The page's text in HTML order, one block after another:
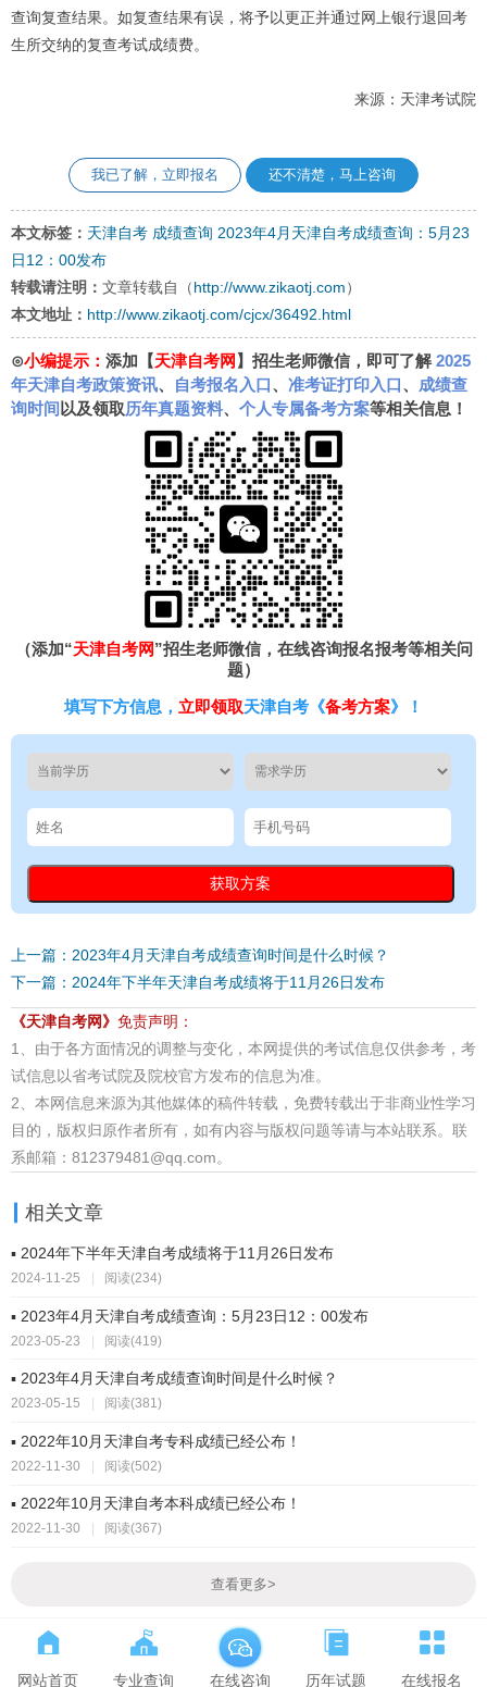
查询复查结果。如复查结果有误，将予以更正并通过网上银行退回考
生所交纳的复查考试成绩费。
来源：天津考试院
我已了解，立即报名 还不清楚，马上咨询
本文标签： 天津自考 成绩查询 2023年4月天津自考成绩查询：5月23
日12：00发布
转载请注明： 文章转载自（ http://www.zikaotj.com ）
本文地址： http://www.zikaotj.com/cjcx/36492.html
⊙小编提示： 添加【天津自考网 】招生老师微信，即可了解2025
年天津自考政策资讯、 自考报名入口、 准考证打印入口、 成绩查
询时间 以及领取历年真题资料、 个人专属备考方案等相关信息！
（添加“天津自考网”招生老师微信，在线咨询报名报考等相关问
题）
填写下方信息， 立即领取天津自考《备考方案》！
上一篇：2023年4月天津自考成绩查询时间是什么时候？
下一篇：2024年下半年天津自考成绩将于11月26日发布
《天津自考网》 免责声明：
1、由于各方面情况的调整与变化，本网提供的考试信息仅供参考，考
试信息以省考试院及院校官方发布的信息为准。
2、本网信息来源为其他媒体的稿件转载，免费转载出于非商业性学习
目的，版权归原作者所有，如有内容与版权问题等请与本站联系。联
系邮箱：812379481@qq.com。
相关文章
▪ 2024年下半年天津自考成绩将于11月26日发布
2024-11-25 | 阅读(234)
▪ 2023年4月天津自考成绩查询：5月23日12：00发布
2023-05-23 | 阅读(419)
▪ 2023年4月天津自考成绩查询时间是什么时候？
2023-05-15 阅读(381)
▪ 2022年10月天津自考专科成绩已经公布！
2022-11-30 | 阅读(502)
▪ 2022年10月天津自考本科成绩已经公布！
2022-11-30 阅读(367)
查看更多>
网站首页 专业查询 在线咨询 历年试题 在线报名